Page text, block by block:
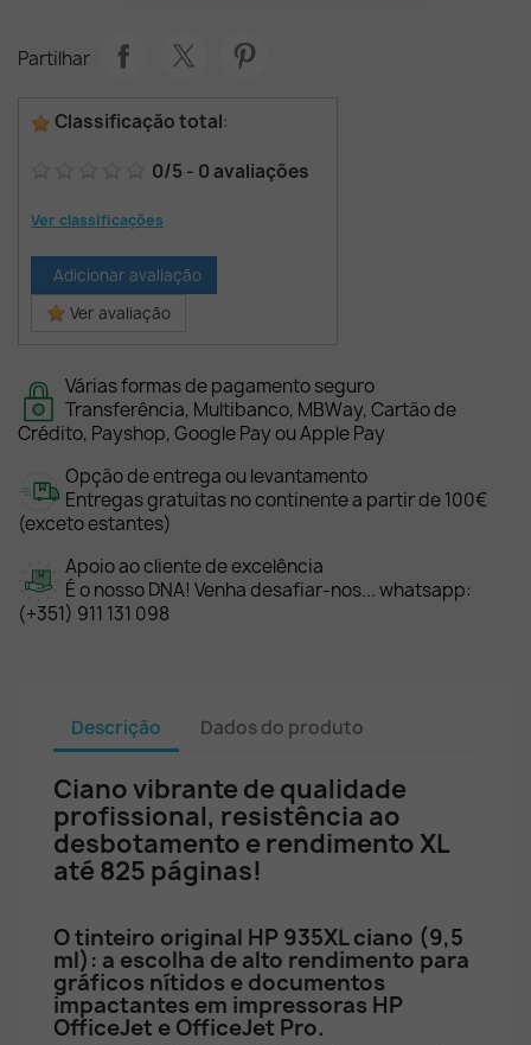
Partilhar
Classificação total:
0/5 - 0 avaliações
Ver classificações
Adicionar avaliação
Ver avaliação
Várias formas de pagamento seguro
Transferência, Multibanco, MBWay, Cartão de
Crédito, Payshop, Google Pay ou Apple Pay
Opção de entrega ou levantamento
Entregas gratuitas no continente a partir de 100€
(exceto estantes)
Apoio ao cliente de excelência
É o nosso DNA! Venha desafiar-nos... whatsapp:
(+351) 911 131 098
Descrição Dados do produto
Ciano vibrante de qualidade
profissional, resistência ao
desbotamento e rendimento XL
até 825 páginas!
O tinteiro original HP 935XL ciano (9,5
ml): a escolha de alto rendimento para
gráficos nítidos e documentos
impactantes em impressoras HP
OfficeJet e OfficeJet Pro.